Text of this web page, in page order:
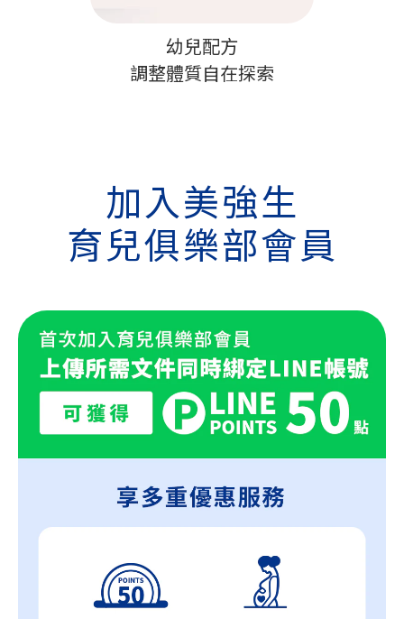
幼兒配方
調整體質自在探索
加入美強生
育兒俱樂部會員